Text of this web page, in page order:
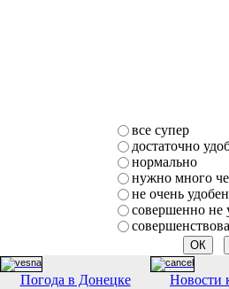
все супер
достаточно
нормально
нужно много
не очень удобен
совершенно не
Погода в Донецке Новости